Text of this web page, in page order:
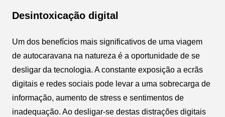
Desintoxicação digital
Um dos benefícios mais significativos de uma viagem
de autocaravana na natureza é a oportunidade de se
desligar da tecnologia. A constante exposição a ecrãs
digitais e redes sociais pode levar a uma sobrecarga de
informação, aumento de stress e sentimentos de
inadequação. Ao desligar-se destas distrações digitais